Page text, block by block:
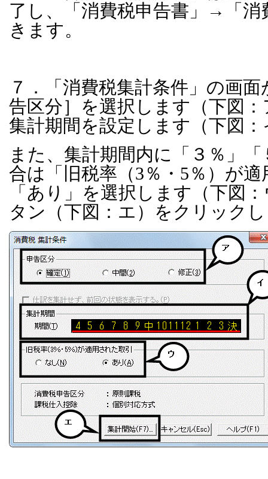
了し、「消費税申告書」→「消
きます。
７．「消費税集計条件」の画
告区分］を選択します（下図
集計期間を設定します（下図：
また、集計期間内に「３％」
合は「旧税率（3％・ 5％）が
「あり」を選択します（下図
タン（下図：エ）をクリック